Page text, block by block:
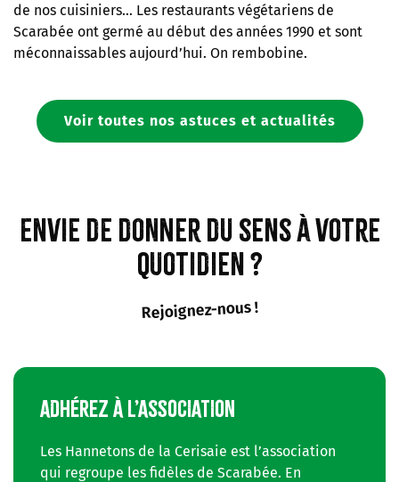
de nos cuisiniers… Les restaurants végétariens de
Scarabée ont germé au début des années 1990 et sont
méconnaissables aujourd’hui. On rembobine.
Voir toutes nos astuces et actualités
Envie de donner du sens à votre
quotidien ?
Rejoignez-nous !
ADHÉREZ À L’ASSOCIATION
Les Hannetons de la Cerisaie est l’association
qui regroupe les fidèles de Scarabée. En